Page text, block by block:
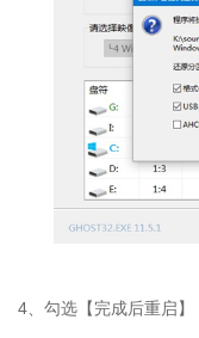
4、勾选【完成后重启】